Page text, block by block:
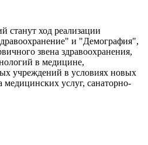
станут ход реализации
и "Демография",
звена здравоохранения,
в медицине,
учреждений в условиях новых
медицинских услуг, санаторно-